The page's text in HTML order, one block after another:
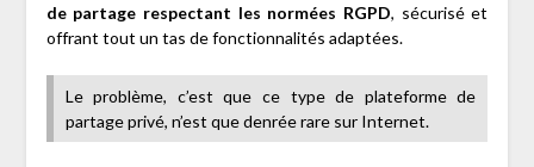
de partage respectant les normées RGPD, sécurisé et
offrant tout un tas de fonctionnalités adaptées.
Le problème, c’est que ce type de plateforme de
partage privé, n’est que denrée rare sur Internet.